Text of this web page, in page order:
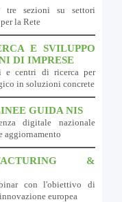
tre sezioni su settori
la Rete
E SVILUPPO
DI IMPRESE
e centri di ricerca per
in soluzioni concrete
GUIDA NIS
digitale nazionale
aggiornamento
&
con l'obiettivo di
europea